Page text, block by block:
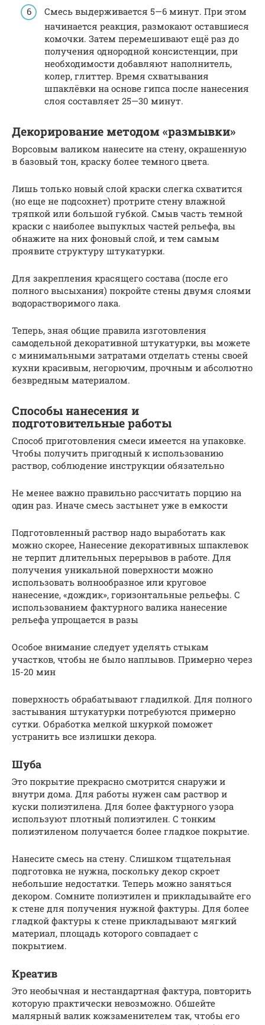
Смесь выдерживается 5—6 минут. При этом
начинается реакция, размокают оставшиеся
комочки. Затем перемешивают ещё раз до
получения однородной консистенции, при
необходимости добавляют наполнитель,
колер, глиттер. Время схватывания
шпаклёвки на основе гипса после нанесения
слоя составляет 25—30 минут.
Декорирование методом «размывки»
Ворсовым валиком нанесите на стену, окрашенную
в базовый тон, краску более темного цвета.
Лишь только новый слой краски слегка схватится
(но еще не подсохнет) протрите стену влажной
тряпкой или большой губкой. Смыв часть темной
краски с наиболее выпуклых частей рельефа, вы
обнажите на них фоновый слой, и тем самым
проявите структуру штукатурки.
Для закрепления красящего состава (после его
полного высыхания) покройте стены двумя слоями
водорастворимого лака.
Теперь, зная общие правила изготовления
самодельной декоративной штукатурки, вы можете
с минимальными затратами отделать стены своей
кухни красивым, негорючим, прочным и абсолютно
безвредным материалом.
Способы нанесения и
подготовительные работы
Способ приготовления смеси имеется на упаковке.
Чтобы получить пригодный к использованию
раствор, соблюдение инструкции обязательно
Не менее важно правильно рассчитать порцию на
один раз. Иначе смесь застынет уже в емкости
Подготовленный раствор надо выработать как
можно скорее, Нанесение декоративных шпаклевок
не терпит длительных перерывов в работе. Для
получения уникальной поверхности можно
использовать волнообразное или круговое
нанесение, «дождик», горизонтальные рельефы. С
использованием фактурного валика нанесение
рельефа упрощается в разы
Особое внимание следует уделять стыкам
участков, чтобы не было наплывов. Примерно через
15-20 мин
поверхность обрабатывают гладилкой. Для полного
застывания штукатурки потребуются примерно
сутки. Обработка мелкой шкуркой поможет
устранить все излишки декора.
Шуба
Это покрытие прекрасно смотрится снаружи и
внутри дома. Для работы нужен сам раствор и
куски полиэтилена. Для более фактурного узора
используют плотный полиэтилен. С тонким
полиэтиленом получается более гладкое покрытие.
Нанесите смесь на стену. Слишком тщательная
подготовка не нужна, поскольку декор скроет
небольшие недостатки. Теперь можно заняться
декором. Сомните полиэтилен и прикладывайте его
к стене для получения нужной фактуры. Для более
гладкой фактуры к стене прикладывают мягкий
материал, площадь которого совпадает с
покрытием.
Креатив
Это необычная и нестандартная фактура, повторить
которую практически невозможно. Обшейте
малярный валик кожзаменителем так, чтобы его